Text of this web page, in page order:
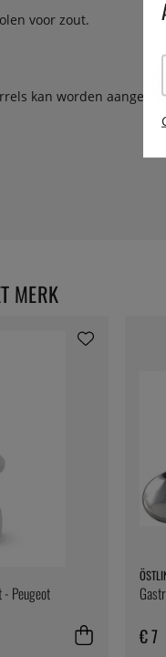
voor zout.
kan worden
Peugeot
€ 7
MERK